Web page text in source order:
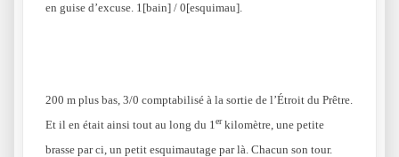
en guise d’excuse. 1[bain] / 0[esquimau].
200 m plus bas, 3/0 comptabilisé à la sortie de l’Étroit du Prêtre.
Et il en était ainsi tout au long du 1erkilomètre, une petite
brasse par ci, un petit esquimautage par là. Chacun son tour.